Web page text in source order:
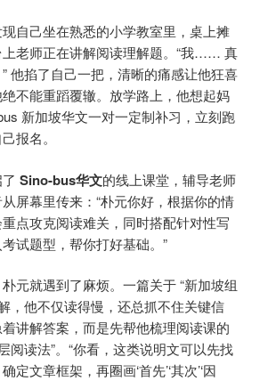
自己坐在熟悉的小学教室里，桌上摊
老师正在讲解阅读理解题。“我…… 真
他掐了自己一把，清晰的痛感让他狂喜
不能重蹈覆辙。放学路上，他想起妈
新加坡华文一对一定制补习，立刻跑
报名。
Sino-bus华文的线上课堂，辅导老师
屏幕里传来：“朴元你好，根据你的情
点攻克阅读难关，同时搭配针对性写
试题型，帮你打好基础。”
元就遇到了麻烦。一篇关于 “新加坡组
，他不仅读得慢，还总抓不住关键信
讲解答案，而是先帮他梳理阅读课的
读法”。“你看，这类说明文可以先找
定文章框架，再圈画‘首先’‘其次’‘因